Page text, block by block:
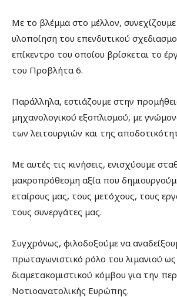
Με το βλέμμα στο μέλλον,
υλοποίηση του επενδυτικού
επίκεντρο του οποίου βρίσκεται το
του Προβλήτα 6.
Παράλληλα, εστιάζουμε στην
μηχανολογικού εξοπλισμού, με
των λειτουργιών και της
Με αυτές τις κινήσεις, ενισχύουμε
μακροπρόθεσμη αξία που
εταίρους μας, τους μετόχους, τους
τους συνεργάτες μας.
Συγχρόνως, φιλοδοξούμε να
πρωταγωνιστικό ρόλο του λιμανιού ως
διαμετακομιστικού κόμβου για την
Νοτιοανατολικής Ευρώπης.